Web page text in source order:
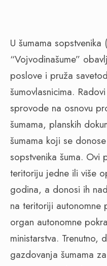
U šumama sopstvenika
“Vojvodinašume”
poslove i pruža
šumovlasnicima.
sprovode na osnovu
šumama, planskih
šumama koji se
sopstvenika šuma. Ovi
teritoriju jedne ili više
godina, a donosi ih
na teritoriji autonomne
organ autonomne
ministarstva.
gazdovanja šumama